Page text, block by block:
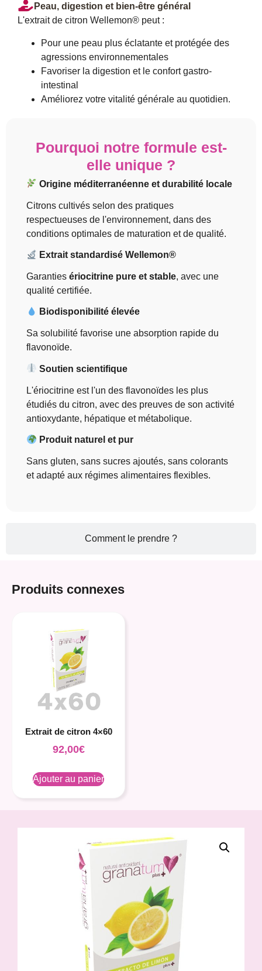
Comment le prendre ?
Peau, digestion et bien-être général
L'extrait de citron Wellemon® peut :
Pour une peau plus éclatante et protégée des
agressions environnementales
Favoriser la digestion et le confort gastro-
intestinal
Améliorez votre vitalité générale au quotidien.
Pourquoi notre formule est-
elle unique ?
Origine méditerranéenne et durabilité locale
Citrons cultivés selon des pratiques
respectueuses de l'environnement, dans des
conditions optimales de maturation et de qualité.
Extrait standardisé Wellemon®
Garanties ériocitrine pure et stable, avec une
qualité certifiée.
Biodisponibilité élevée
Sa solubilité favorise une absorption rapide du
flavonoïde.
Soutien scientifique
L'ériocitrine est l'un des flavonoïdes les plus
étudiés du citron, avec des preuves de son activité
antioxydante, hépatique et métabolique.
Produit naturel et pur
Sans gluten, sans sucres ajoutés, sans colorants
et adapté aux régimes alimentaires flexibles.
Produits connexes
Extrait de citron 4×60
92,00€
Ajouter au panier